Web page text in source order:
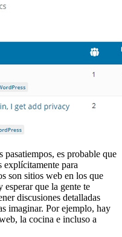
pasatiempos, es probable que
explícitamente para
son sitios web en los que
esperar que la gente te
discusiones detalladas
imaginar. Por ejemplo, hay
la cocina e incluso a